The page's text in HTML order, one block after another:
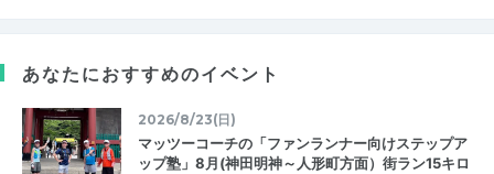
あなたにおすすめのイベント
2026/8/23(日)
マッツーコーチの「ファンランナー向けステップア
ップ塾」8月(神田明神～人形町方面）街ラン15キロ